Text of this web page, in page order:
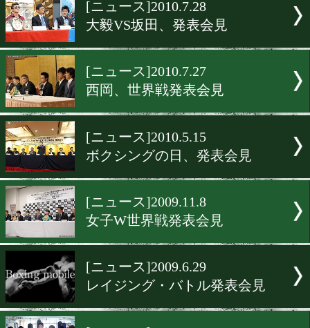
[ニュース]2010.8.8
U-15全国大会開催!!
大毅VS坂田、発表会見
[ニュース]2010.7.27
西岡、世界戦発表会見
[ニュース]2010.5.15
ボクシングの日、発表会見